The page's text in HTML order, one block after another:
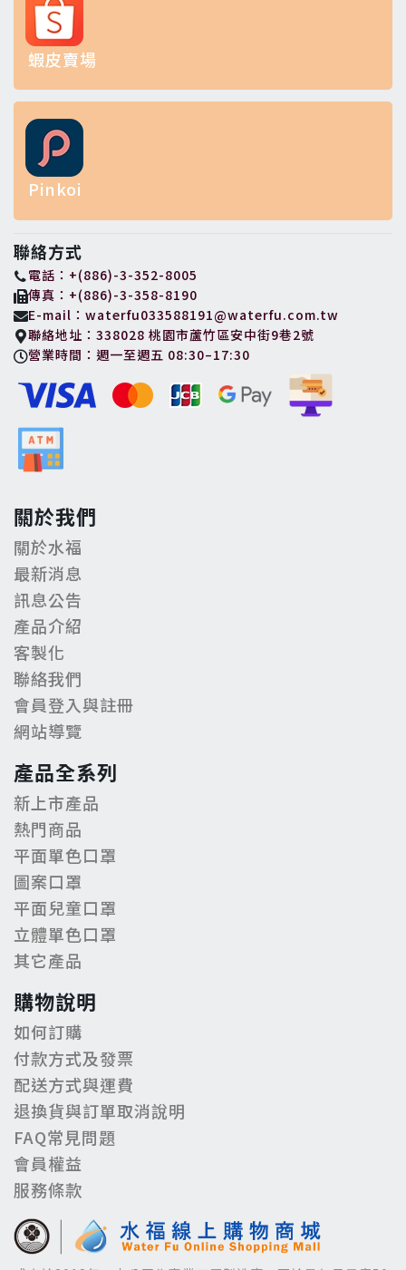
蝦皮賣場
Pinkoi
聯絡方式
電話：+(886)-3-352-8005
傳真：+(886)-3-358-8190
E-mail：waterfu033588191@waterfu.com.tw
聯絡地址：338028 桃園市蘆竹區安中街9巷2號
營業時間：週一至週五 08:30–17:30
關於我們
關於水福
最新消息
訊息公告
產品介紹
客製化
聯絡我們
會員登入與註冊
網站導覽
產品全系列
新上市產品
熱門商品
平面單色口罩
圖案口罩
平面兒童口罩
立體單色口罩
其它產品
購物說明
如何訂購
付款方式及發票
配送方式與運費
退換貨與訂單取消說明
FAQ常見問題
會員權益
服務條款